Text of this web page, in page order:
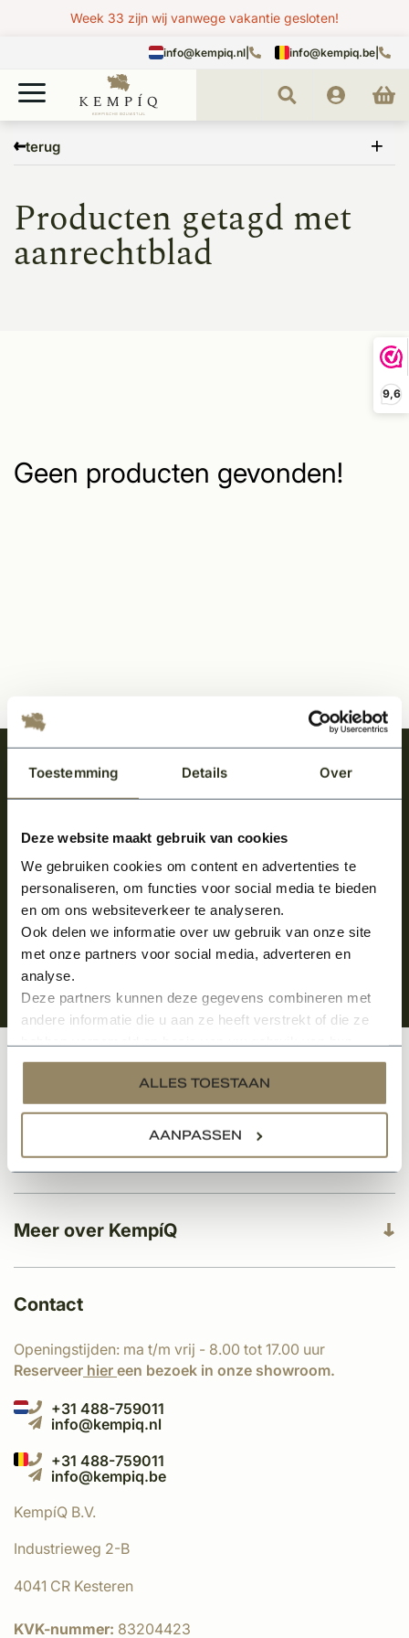
Toestemming Details Over
Deze website maakt gebruik van cookies
We gebruiken cookies om content en advertenties te
personaliseren, om functies voor social media te bieden
en om ons websiteverkeer te analyseren.
Ook delen we informatie over uw gebruik van onze site
met onze partners voor social media, adverteren en
analyse.
Deze partners kunnen deze gegevens combineren met
andere informatie die u aan ze heeft verstrekt of die ze
services.
ALLES TOESTAAN
AANPASSEN
9,6
Week 33 zijn wij vanwege vakantie gesloten!
info@kempiq.nl info@kempiq.be
terug
aanrechtblad
Producten getagd met
aanrechtblad
Geen producten gevonden!
Meld je aan en ontvang het laatste nieuws
over onze kempische bouwstijl!
Aanmelden voor de nieuwsbrief
Meer over KempíQ
Klantenservice
Categorieën
Contact
Openingstijden: ma t/m vrij - 8.00 tot 17.00 uur
Reserveer hier een bezoek in onze showroom.
+31 488-759011
info@kempiq.nl
+31 488-759011
info@kempiq.be
KempíQ B.V.
Industrieweg 2-B
4041 CR Kesteren
KVK-nummer: 83204423